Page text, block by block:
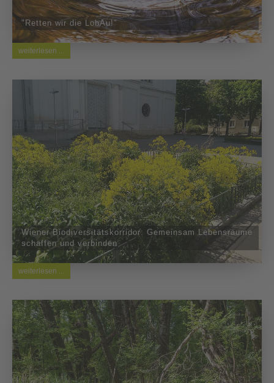
"Retten wir die LobAu!"
weiterlesen ...
Wiener Biodiversitätskorridor: Gemeinsam Lebensräume
schaffen und verbinden
weiterlesen ...